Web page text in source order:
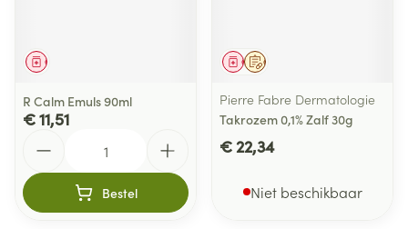
Geneesmiddel
R Calm Emuls 90ml
€ 11,51
Bestel
Op voorschrift
Geneesmiddel
Pierre Fabre Dermatologie
Takrozem 0,1% Zalf 30g
€ 22,34
Niet beschikbaar